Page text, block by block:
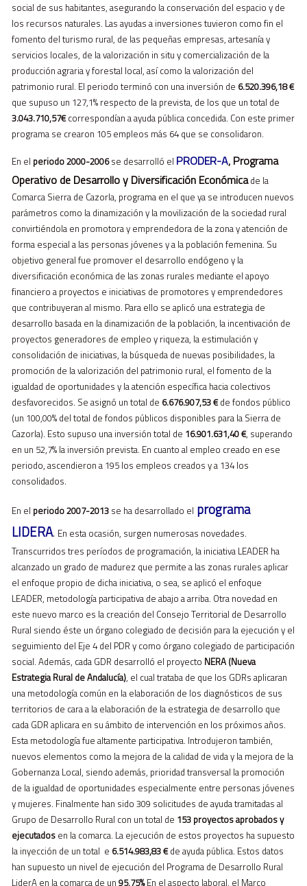
social de sus habitantes, asegurando la conservación del espacio y de
los recursos naturales. Las ayudas a inversiones tuvieron como fin el
fomento del turismo rural, de las pequeñas empresas, artesanía y
servicios locales, de la valorización in situ y comercialización de la
producción agraria y forestal local, así como la valorización del
patrimonio rural. El periodo terminó con una inversión de 6.520.396,18 €
que supuso un 127,1% respecto de la prevista, de los que un total de
3.043.710,57€correspondían a ayuda pública concedida. Con este primer
programa se crearon 105 empleos más 64 que se consolidaron.
En el periodo 2000-2006se desarrolló el PRODER-A, Programa
Operativo de Desarrollo y Diversificación Económicade la
Comarca Sierra de Cazorla, programa en el que ya se introducen nuevos
parámetros como la dinamización y la movilización de la sociedad rural
convirtiéndola en promotora y emprendedora de la zona y atención de
forma especial a las personas jóvenes y a la población femenina. Su
objetivo general fue promover el desarrollo endógeno y la
diversificación económica de las zonas rurales mediante el apoyo
financiero a proyectos e iniciativas de promotores y emprendedores
que contribuyeran al mismo. Para ello se aplicó una estrategia de
desarrollo basada en la dinamización de la población, la incentivación de
proyectos generadores de empleo y riqueza, la estimulación y
consolidación de iniciativas, la búsqueda de nuevas posibilidades, la
promoción de la valorización del patrimonio rural, el fomento de la
igualdad de oportunidades y la atención específica hacia colectivos
desfavorecidos. Se asignó un total de 6.676.907,53 €de fondos público
(un 100,00% del total de fondos públicos disponibles para la Sierra de
Cazorla). Esto supuso una inversión total de 16.901.631,40€, superando
en un 52,7% la inversión prevista. En cuanto al empleo creado en ese
periodo, ascendieron a 195 los empleos creados y a 134 los
consolidados.
En el periodo 2007-2013 se ha desarrollado el programa
LIDERA. En esta ocasión, surgen numerosas novedades.
Transcurridos tres períodos de programación, la iniciativa LEADER ha
alcanzado un grado de madurez que permite a las zonas rurales aplicar
el enfoque propio de dicha iniciativa, o sea, se aplicó el enfoque
LEADER, metodología participativa de abajo a arriba. Otra novedad en
este nuevo marco es la creación del Consejo Territorial de Desarrollo
Rural siendo éste un órgano colegiado de decisión para la ejecución y el
seguimiento del Eje 4 del PDR y como órgano colegiado de participación
social. Además, cada GDR desarrolló el proyecto NERA (Nueva
Estrategia Rural de Andalucía), el cual trataba de que los GDRs aplicaran
una metodología común en la elaboración de los diagnósticos de sus
territorios de cara a la elaboración de la estrategia de desarrollo que
cada GDR aplicara en su ámbito de intervención en los próximos años.
Esta metodología fue altamente participativa. Introdujeron también,
nuevos elementos como la mejora de la calidad de vida y la mejora de la
Gobernanza Local, siendo además, prioridad transversal la promoción
de la igualdad de oportunidades especialmente entre personas jóvenes
y mujeres. Finalmente han sido 309 solicitudes de ayuda tramitadas al
Grupo de Desarrollo Rural con un total de 153 proyectos aprobados y
ejecutados en la comarca. La ejecución de estos proyectos ha supuesto
la inyección de un total e 6.514.983,83 €de ayuda pública. Estos datos
han supuesto un nivel de ejecución del Programa de Desarrollo Rural
LiderA en la comarca de un 95,75%En el aspecto laboral, el Marco